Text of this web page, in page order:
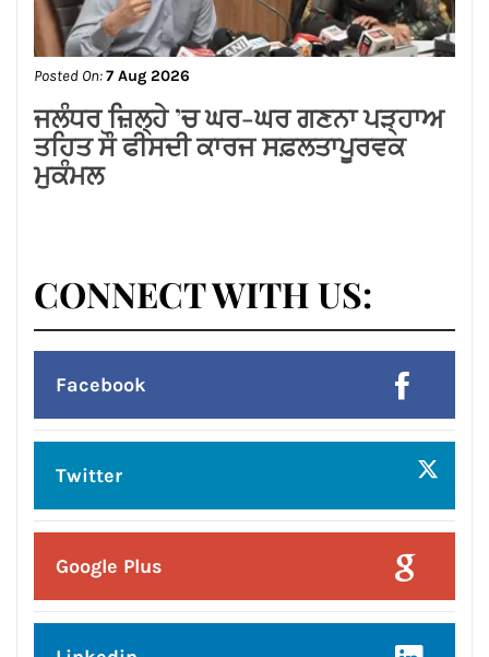
Posted On:7 Aug 2026
सीमा धूमल की विशेष सहभागिता में लघु उद्योग
भारती महिला इकाई, जालंधर ने हर्षोल्लास से
मनाया तीज उत्सव
Posted On:7 Aug 2026
लायंस क्लब जालंधर द्वारा मदर टेरेसा होम में सेवा
कार्य*